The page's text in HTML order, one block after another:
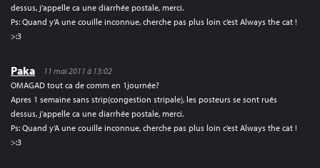
dessus, j’appelle ca une diarrhée postale, merci.
Ps: Quand y’A une couille inconnue, cherche pas plus loin c’est Always the cat !
>:3
Paka
11 mai 2011 à 13:02
OMAGAD tout ca de comm en 1journée?
Apres 1 semaine sans strip(congestion stripale), les posteurs se sont rués
dessus, j’appelle ca une diarrhée postale, merci.
Ps: Quand y’A une couille inconnue, cherche pas plus loin c’est Always the cat !
>:3